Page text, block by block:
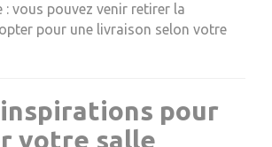
: vous pouvez venir retirer la
pour une livraison selon votre
pour
votre salle